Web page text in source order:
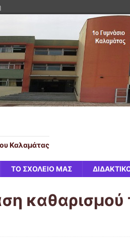
Καλαμάτας
ΤΟ ΣΧΟΛΕΙΟ ΜΑΣ
καθαρισμού